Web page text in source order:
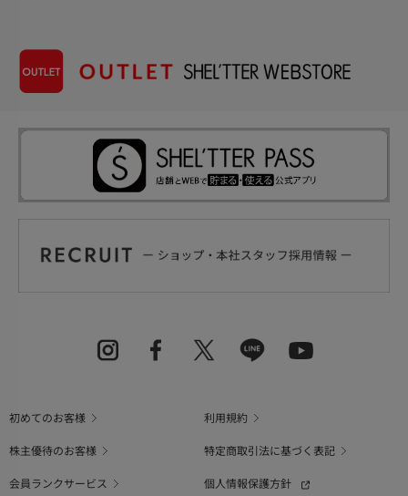
初めてのお客様
利用規約
株主優待のお客様
特定商取引法に基づく表記
会員ランクサービス
個人情報保護方針